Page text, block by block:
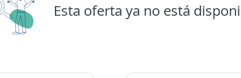
Esta oferta ya no está